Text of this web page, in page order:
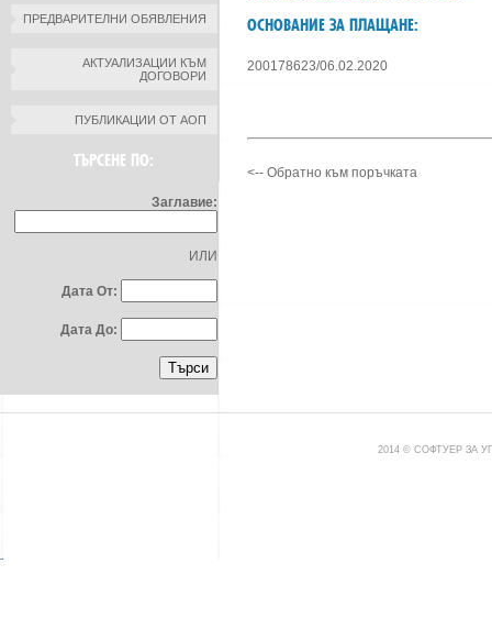
ПРЕДВАРИТЕЛНИ ОБЯВЛЕНИЯ
АКТУАЛИЗАЦИИ КЪМ
ДОГОВОРИ
ПУБЛИКАЦИИ ОТ АОП
ТЪРСЕНЕ ПО:
Заглавие:
ИЛИ
Дата От:
Дата До:
ОСНОВАНИЕ ЗА ПЛАЩАНЕ:
200178623/06.02.2020
<-- Обратно към поръчката
2014 © СОФТУЕР ЗА